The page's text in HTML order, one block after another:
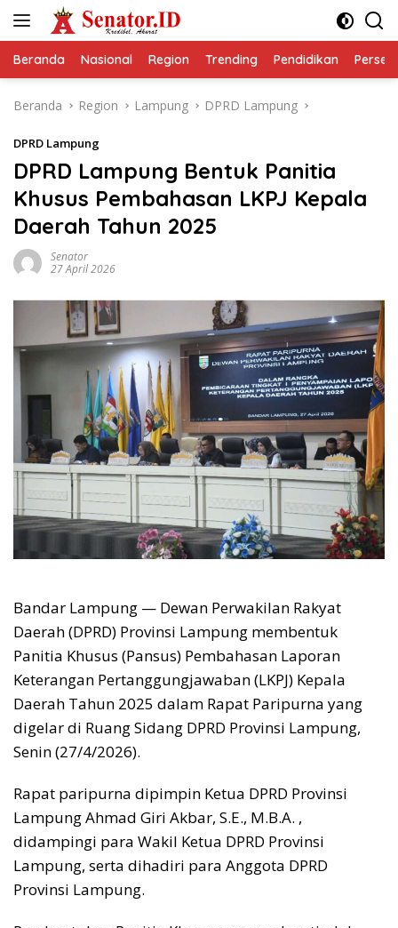
Beranda Nasional Region Trending Pendidikan
Beranda Region Lampung DPRD Lampung
DPRD Lampung
DPRD Lampung Bentuk Panitia
Khusus Pembahasan LKPJ Kepala
Daerah Tahun 2025
Senator
27 April 2026
Bandar Lampung — Dewan Perwakilan Rakyat
Daerah (DPRD) Provinsi Lampung membentuk
Panitia Khusus (Pansus) Pembahasan Laporan
Keterangan Pertanggungjawaban (LKPJ) Kepala
Daerah Tahun 2025 dalam Rapat Paripurna yang
digelar di Ruang Sidang DPRD Provinsi Lampung,
Senin (27/4/2026).
Rapat paripurna dipimpin Ketua DPRD Provinsi
Lampung Ahmad Giri Akbar, S.E., M.B.A. ,
didampingi para Wakil Ketua DPRD Provinsi
Lampung, serta dihadiri para Anggota DPRD
Provinsi Lampung.